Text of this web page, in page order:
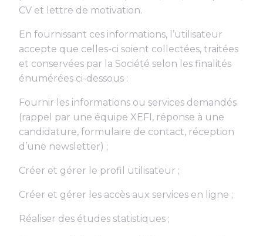
CV et lettre de motivation.
En fournissant ces informations, l’utilisateur
accepte que celles-ci soient collectées, traitées
et conservées par la Société selon les finalités
énumérées ci-dessous :
Fournir les informations ou services demandés
(rappel par une équipe XEFI, réponse à une
candidature, formulaire de contact, réception
d’une newsletter) ;
Créer et gérer le profil utilisateur ;
Créer et gérer les accès aux services en ligne ;
Réaliser des études statistiques ;